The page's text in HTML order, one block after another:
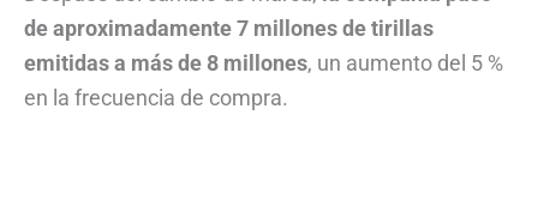
de aproximadamente 7 millones de tirillas
emitidas a más de 8 millones, un aumento del 5 %
en la frecuencia de compra.